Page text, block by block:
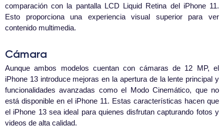
comparación con la pantalla LCD Liquid Retina del iPhone 11.
Esto proporciona una experiencia visual superior para ver
contenido multimedia.
Cámara
Aunque ambos modelos cuentan con cámaras de 12 MP, el
iPhone 13 introduce mejoras en la apertura de la lente principal y
funcionalidades avanzadas como el Modo Cinemático, que no
está disponible en el iPhone 11. Estas características hacen que
el iPhone 13 sea ideal para quienes disfrutan capturando fotos y
videos de alta calidad.